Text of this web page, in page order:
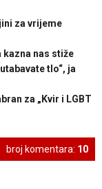
za vrijeme
kazna nas stiže
tlo“, ja
za „Kvir i LGBT
broj komentara: 10